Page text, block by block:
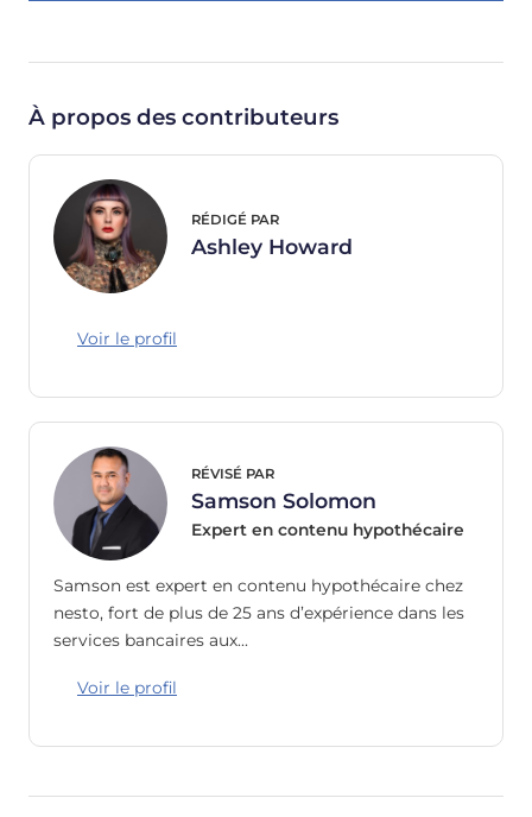
À propos des contributeurs
RÉDIGÉ PAR
Ashley Howard
Voir le profil
RÉVISÉ PAR
Samson Solomon
Expert en contenu hypothécaire
Samson est expert en contenu hypothécaire chez
nesto, fort de plus de 25 ans d’expérience dans les
services bancaires aux…
Voir le profil